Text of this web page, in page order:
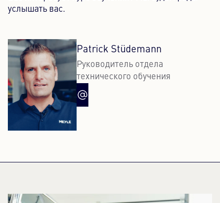
услышать вас.
Patrick Stüdemann
Руководитель отдела
технического обучения